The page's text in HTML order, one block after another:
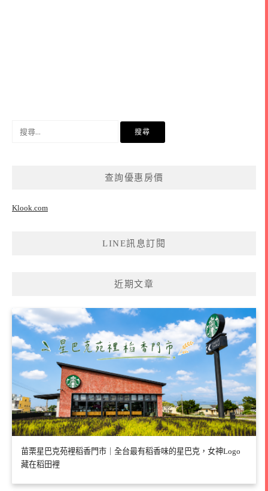
查詢優惠房價
Klook.com
LINE訊息訂閱
近期文章
苗栗星巴克苑裡稻香門市｜全台最有稻香味的星巴克，女神Logo
藏在稻田裡